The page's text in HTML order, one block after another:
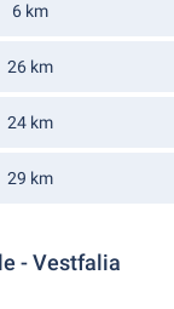
6 km
26 km
24 km
29 km
- Vestfalia